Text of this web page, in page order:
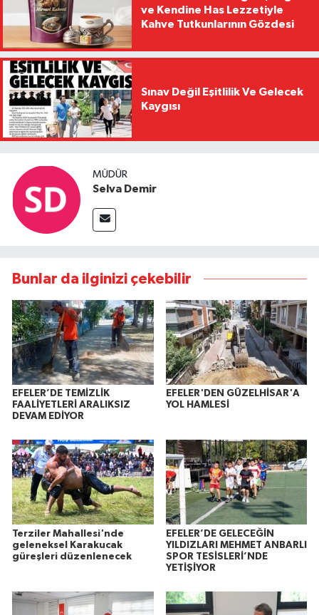
ve Kendine Has Lezzetiyle
Kahve Tutkunlarının Gözdesi
Sınav Değil Eşitlilik Ve Gelecek
Kaygısı
MÜDÜR
Selva Demir
Bunlar da ilginizi çekebilir
EFELER’DE TEMİZLİK
FAALİYETLERİ ARALIKSIZ
DEVAM EDİYOR
EFELER'DEN GÜZELHİSAR'A
YOL HAMLESİ
Terziler Mahallesi'nde
geleneksel Karakucak
güreşleri düzenlenecek
EFELER’DE GELECEĞİN
YILDIZLARI MEHMET ANBARLI
SPOR TESİSLERİ’NDE
YETİŞİYOR